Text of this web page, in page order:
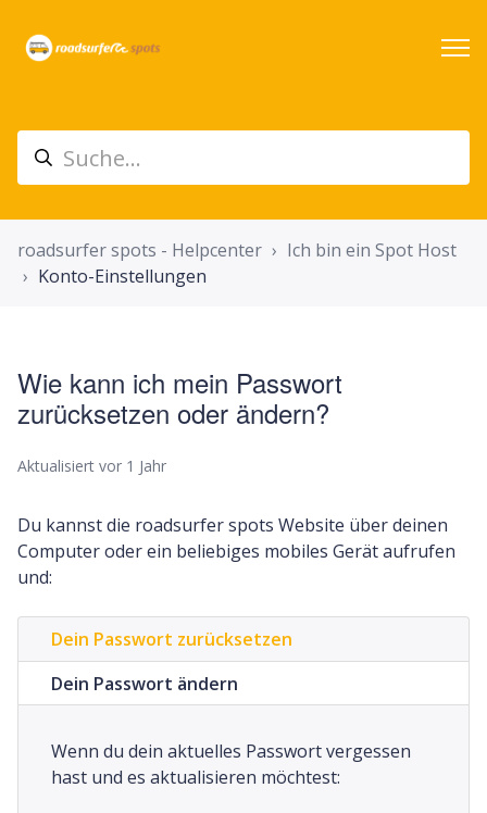
roadsurfer spots - Helpcenter
Ich bin ein Spot Host
Konto-Einstellungen
Wie kann ich mein Passwort
zurücksetzen oder ändern?
Aktualisiert vor 1 Jahr
Du kannst die roadsurfer spots Website über deinen
Computer oder ein beliebiges mobiles Gerät aufrufen
und:
Dein Passwort zurücksetzen
Dein Passwort ändern
Wenn du dein aktuelles Passwort vergessen
hast und es aktualisieren möchtest: